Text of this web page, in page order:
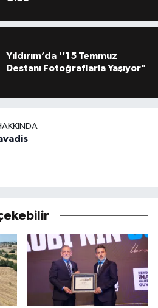
Yıldırım’da ''15 Temmuz
Destanı Fotoğraflarla Yaşıyor"